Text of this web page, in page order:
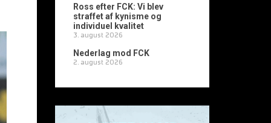
Ross efter FCK: Vi blev
straffet af kynisme og
individuel kvalitet
3. august 2026
Nederlag mod FCK
2. august 2026